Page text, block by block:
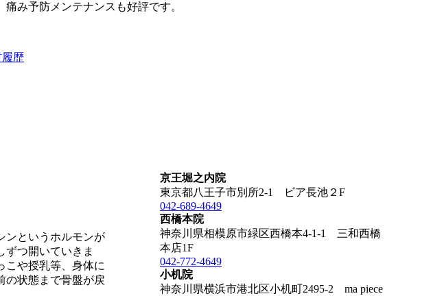
み予防メンテナンスも好評です。
履歴
ンというホルモンが
ずつ開いていきま
こや授乳等、身体に
の状態まで骨盤が戻
京王堀之内院
東京都八王子市別所2-1 ビア長池２F
042-689-4649
西橋本院
神奈川県相模原市緑区西橋本4-1-1 三和西橋
本店1F
042-772-4649
小机院
神奈川県横浜市港北区小机町2495-2 ma piece